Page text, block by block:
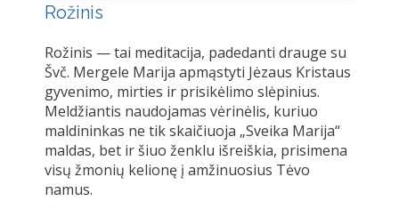
Rožinis
Rožinis — tai meditacija, padedanti drauge su
Švč. Mergele Marija apmąstyti Jėzaus Kristaus
gyvenimo, mirties ir prisikėlimo slėpinius.
Meldžiantis naudojamas vėrinėlis, kuriuo
maldininkas ne tik skaičiuoja „Sveika Marija“
maldas, bet ir šiuo ženklu išreiškia, prisimena
visų žmonių kelionę į amžinuosius Tėvo
namus.